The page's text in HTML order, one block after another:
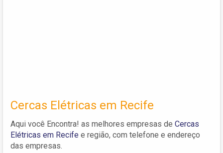
Cercas Elétricas em Recife
Aqui você Encontra! as melhores empresas de Cercas
Elétricas em Recife e região, com telefone e endereço
das empresas.